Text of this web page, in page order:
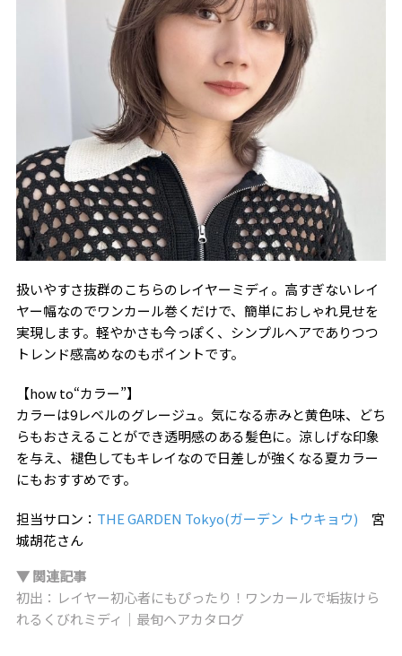
扱いやすさ抜群のこちらのレイヤーミディ。高すぎないレイ
ヤー幅なのでワンカール巻くだけで、簡単におしゃれ見せを
実現します。軽やかさも今っぽく、シンプルヘアでありつつ
トレンド感高めなのもポイントです。
【how to“カラー”】
カラーは9レベルのグレージュ。気になる赤みと黄色味、どち
らもおさえることができ透明感のある髪色に。涼しげな印象
を与え、褪色してもキレイなので日差しが強くなる夏カラー
にもおすすめです。
担当サロン： THE GARDEN Tokyo(ガーデン トウキョウ) 宮
城胡花さん
▼ 関連記事
初出：レイヤー初心者にもぴったり！ワンカールで垢抜けら
れるくびれミディ｜最旬ヘアカタログ